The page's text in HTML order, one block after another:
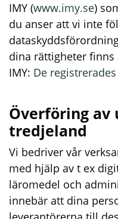
IMY (www.imy.se)
du anser att vi inte
dina rättigheter
IMY: De
Överföring
tredjeland
Vi bedriver vår
med hjälp av t ex
läromedel och
innebär att dina